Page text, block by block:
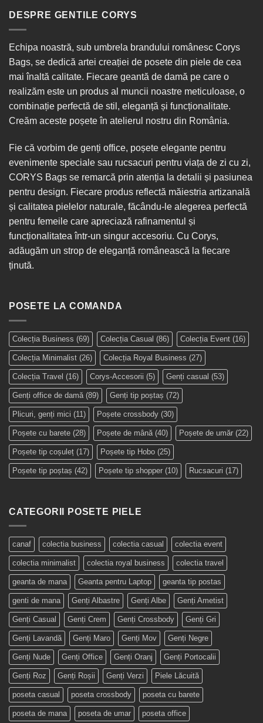
DESPRE GENTILE CORYS
Echipa noastră, sub umbrela brandului românesc Corys
Bags, se dedică artei creației de posete din piele de cea
mai înaltă calitate. Fiecare geantă de damă pe care o
realizăm este un produs al muncii noastre meticuloase, o
combinație perfectă de stil, eleganță și funcționalitate.
Creăm aceste poșete în atelierul nostru din România.
Fie că vorbim de genți office, poșete elegante pentru
evenimente speciale sau rucsacuri pentru viața de zi cu zi,
CORYS Bags se remarcă prin atenția la detalii și pasiunea
pentru design. Fiecare produs reflectă măiestria artizanală
și calitatea pielelor naturale, făcându-le alegerea perfectă
pentru femeile care apreciază rafinamentul și
funcționalitatea într-un singur accesoriu. Cu Corys,
adăugăm un strop de eleganță românească la fiecare
ținută.
POSETE LA COMANDA
Colecția Business (69) Colecția Casual (86) Colecția Event (16)
Colecția Minimalist (26) Colecția Royal Business (27)
Colecția Travel (16) Corys-Accesorii (5) Genți casual (53)
Genți office de damă (89) Genți tip poștaș (72)
Plicuri, genți mici (11) Poșete crossbody (30)
Poșete cu barete (28) Poșete de mână (40) Poșete de umăr (22)
Poșete tip coșuleț (17) Poșete tip Hobo (25)
Poșete tip poștaș (42) Poșete tip shopper (10) Rucsacuri (17)
CATEGORII POSETE PIELE
canaf colectia business colectia casual colectia event
colectia minimalist colectia royal business colectia travel
geanta de mana Geanta pentru Laptop geanta tip postas
genti de mana Genți Albastre Genți Albe Genți Ametist
Genți Casual Genți Crem Genți Crossbody Genți Gri
Genți Lavandă Genți Maro Genți Mov Genți Negre
Genți Nude Genți Office Genți Oranj Genți Portocalii
Genți Roz Genți Roșii Genți Verzi Piele Lăcuită
poseta casual poseta crossbody poseta cu barete
poseta de mana poseta de umar poseta office